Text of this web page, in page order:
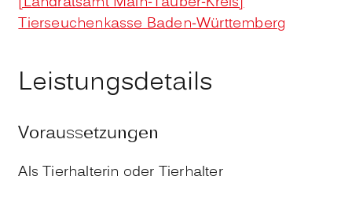
Tierseuchenkasse Baden-Württemberg
Leistungsdetails
Voraussetzungen
Als Tierhalterin oder Tierhalter